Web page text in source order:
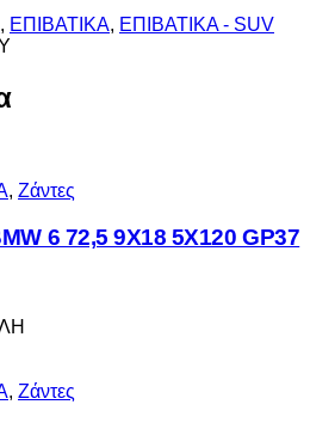
, ΕΠΙΒΑΤΙΚΑ, ΕΠΙΒΑΤΙΚΑ - SUV
, Ζάντες
6 72,5 9X18 5X120 GP37
, Ζάντες